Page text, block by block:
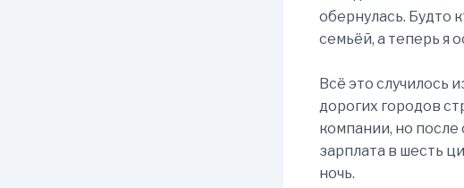
обернулась. Будто
семьёй, а теперь я
Всё это случилось
дорогих городов
компании, но
зарплата в шесть
ночь.